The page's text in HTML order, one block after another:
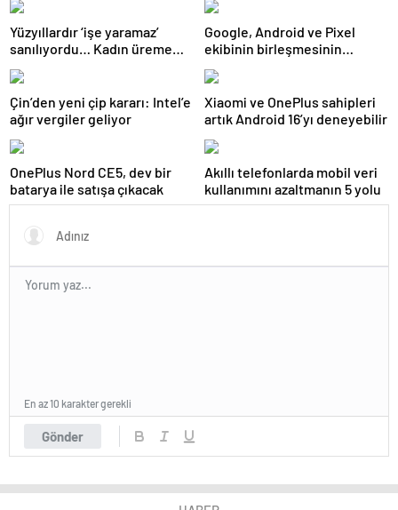
Yüzyıllardır ‘işe yaramaz’
sanılıyordu… Kadın üreme
sisteminde kilit rol
oynayabilir
Google, Android ve Pixel
ekibinin birleşmesinin
ardından yüzlerce kişiyi işten
çıkardı
Çin’den yeni çip kararı: Intel’e
ağır vergiler geliyor
Xiaomi ve OnePlus sahipleri
artık Android 16’yı deneyebilir
OnePlus Nord CE5, dev bir
batarya ile satışa çıkacak
Akıllı telefonlarda mobil veri
kullanımını azaltmanın 5 yolu
Gönder
En az 10 karakter gerekli